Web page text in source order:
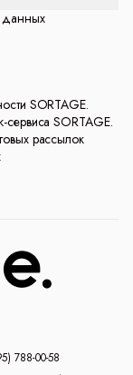
данных
SORTAGE.
SORTAGE.
рассылок
788-00-58